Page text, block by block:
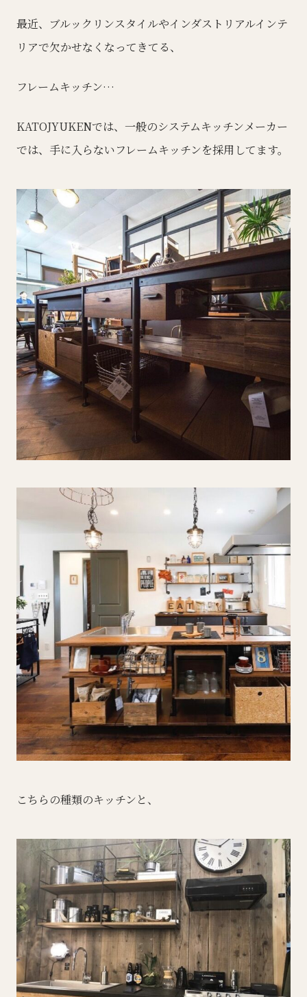
最近、ブルックリンスタイルやインダストリアルインテ
リアで欠かせなくなってきてる、
フレームキッチン…
KATOJYUKENでは、一般のシステムキッチンメーカー
では、手に入らないフレームキッチンを採用してます。
こちらの種類のキッチンと、